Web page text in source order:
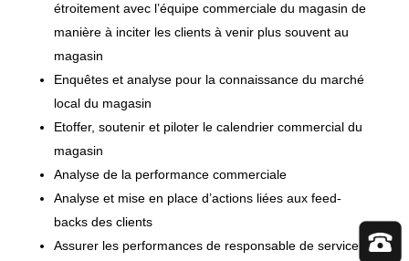
étroitement avec l’équipe commerciale du magasin de
manière à inciter les clients à venir plus souvent au
magasin
Enquêtes et analyse pour la connaissance du marché
local du magasin
Etoffer, soutenir et piloter le calendrier commercial du
magasin
Analyse de la performance commerciale
Analyse et mise en place d’actions liées aux feed-
backs des clients
Assurer les performances de responsable de service